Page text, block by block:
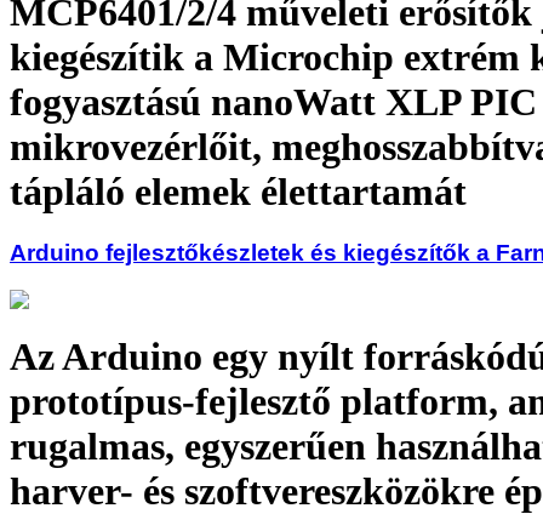
MCP6401/2/4 műveleti
kiegészítik a Microchip extrém
fogyasztású nano­Watt XLP PIC
mikrovezérlőit,
tápláló elemek élettartamát
Arduino fejlesztőkészletek és kiegészítők a
Az Arduino egy nyílt
prototípus-fejlesztő platform,
rugalmas, egyszerűen
harver- és szoftvereszközökre